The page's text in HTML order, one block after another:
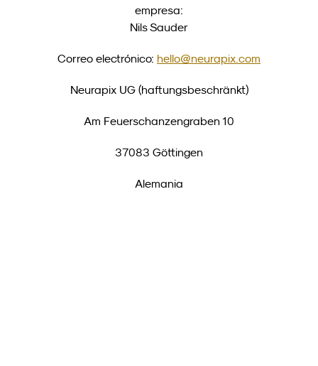
empresa:
Nils Sauder
Correo electrónico: hello@neurapix.com
Neurapix UG (haftungsbeschränkt)
Am Feuerschanzengraben 10
37083 Göttingen
Alemania